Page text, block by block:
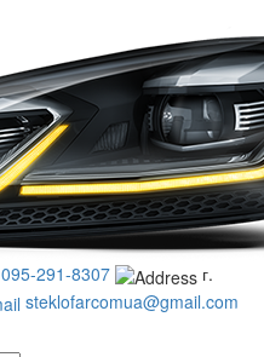
095-291-8307
г.
steklofarcomua@gmail.com